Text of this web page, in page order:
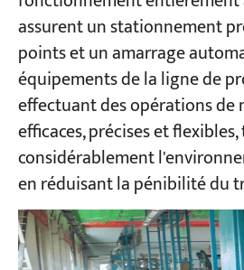
Projets
Blogs
Nouvelles
Demandes
À propos de nous
Contactez-nous
assurent un stationnement
points et un amarrage
équipements de la ligne de
effectuant des opérations
efficaces, précises et
considérablement
en réduisant la pénibilité du